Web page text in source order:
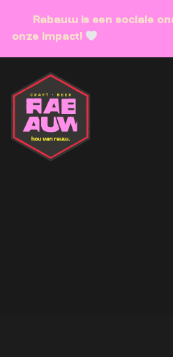
Rabauw is een sociale
onze impact!